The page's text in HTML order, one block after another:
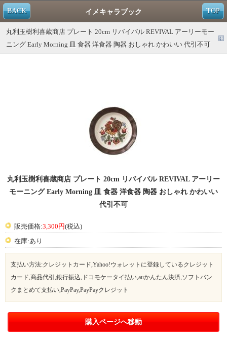
TOP
BACK イメキャラブック
丸利玉樹利喜蔵商店 プレート 20cm リバイバル REVIVAL アーリーモー
ニング Early Morning 皿 食器 洋食器 陶器 おしゃれ かわいい 代引不可
丸利玉樹利喜蔵商店 プレート 20cm リバイバル REVIVAL アーリー
モーニング Early Morning 皿 食器 洋食器 陶器 おしゃれ かわいい
代引不可
販売価格:3,300円(税込)
在庫:あり
支払い方法:クレジットカード,Yahoo!ウォレットに登録しているクレジット
カード,商品代引,銀行振込,ドコモケータイ払い,auかんたん決済,ソフトバン
クまとめて支払い,PayPay,PayPayクレジット
購入ページへ移動